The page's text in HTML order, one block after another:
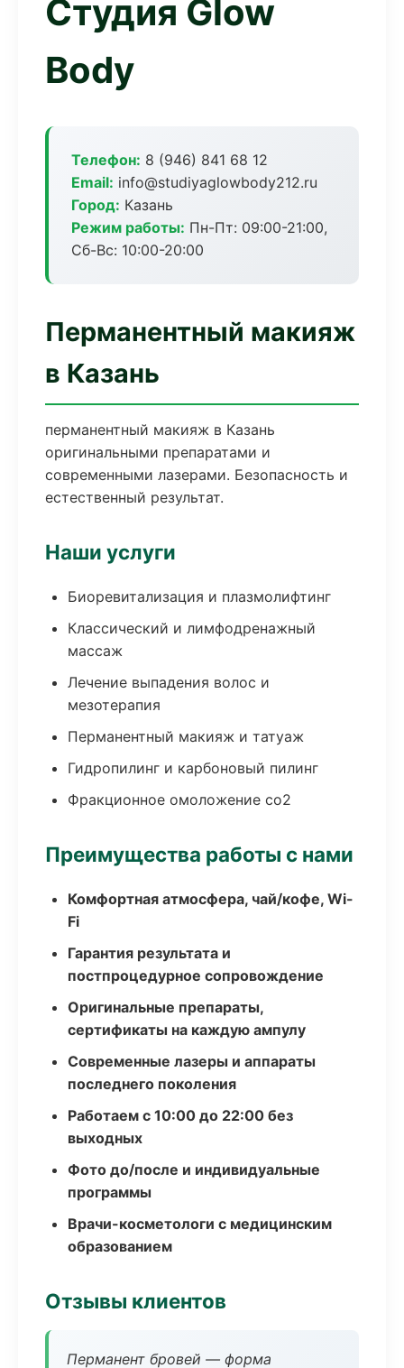
Студия Glow
Body
Телефон: 8 (946) 841 68 12
Email: info@studiyaglowbody212.ru
Город: Казань
Режим работы: Пн-Пт: 09:00-21:00,
Сб-Вс: 10:00-20:00
Перманентный макияж
в Казань
перманентный макияж в Казань
оригинальными препаратами и
современными лазерами. Безопасность и
естественный результат.
Наши услуги
Биоревитализация и плазмолифтинг
Классический и лимфодренажный
массаж
Лечение выпадения волос и
мезотерапия
Перманентный макияж и татуаж
Гидропилинг и карбоновый пилинг
Фракционное омоложение co2
Преимущества работы с нами
Комфортная атмосфера, чай/кофе, Wi-
Fi
Гарантия результата и
постпроцедурное сопровождение
Оригинальные препараты,
сертификаты на каждую ампулу
Современные лазеры и аппараты
последнего поколения
Работаем с 10:00 до 22:00 без
выходных
Фото до/после и индивидуальные
программы
Врачи-косметологи с медицинским
образованием
Отзывы клиентов
Перманент бровей — форма